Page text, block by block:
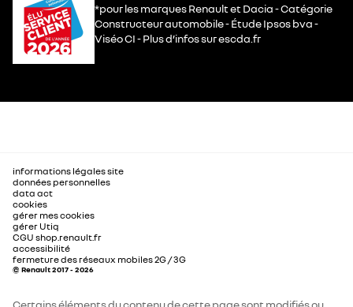
*pour les marques Renault et Dacia - Catégorie
Constructeur automobile - Étude Ipsos bva -
Viséo CI - Plus d’infos sur escda.fr
informations légales site
données personnelles
data act
cookies
gérer mes cookies
gérer Utiq
CGU shop.renault.fr
accessibilité
fermeture des réseaux mobiles 2G / 3G
© Renault 2017 - 2026